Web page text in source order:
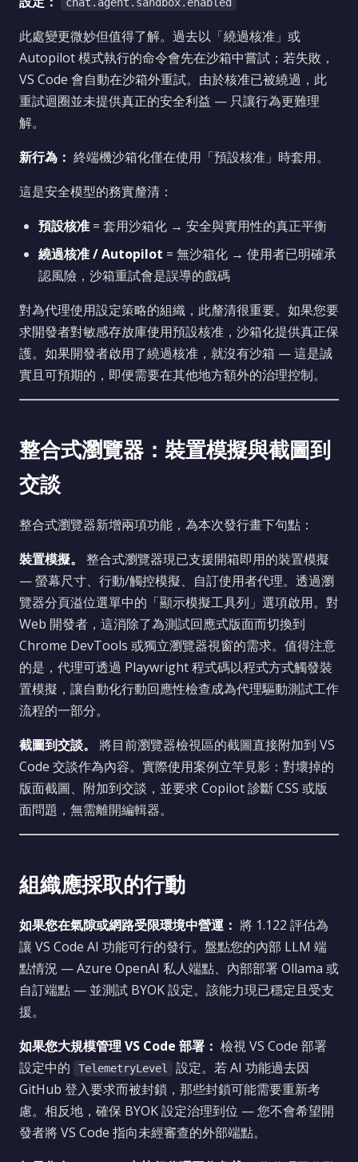
此處變更微妙但值得了解。過去以「繞過核准」或
Autopilot 模式執行的命令會先在沙箱中嘗試；若失敗，
VS Code 會自動在沙箱外重試。由於核准已被繞過，此
重試迴圈並未提供真正的安全利益 — 只讓行為更難理
解。
新行為： 終端機沙箱化僅在使用「預設核准」時套用。
這是安全模型的務實釐清：
預設核准 = 套用沙箱化 → 安全與實用性的真正平衡
繞過核准 / Autopilot = 無沙箱化 → 使用者已明確承
認風險，沙箱重試會是誤導的戲碼
對為代理使用設定策略的組織，此釐清很重要。如果您要
求開發者對敏感存放庫使用預設核准，沙箱化提供真正保
護。如果開發者啟用了繞過核准，就沒有沙箱 — 這是誠
實且可預期的，即便需要在其他地方額外的治理控制。
整合式瀏覽器：裝置模擬與截圖到
交談
整合式瀏覽器新增兩項功能，為本次發行畫下句點：
裝置模擬。
整合式瀏覽器現已支援開箱即用的裝置模擬
— 螢幕尺寸、行動/觸控模擬、自訂使用者代理。透過瀏
覽器分頁溢位選單中的「顯示模擬工具列」選項啟用。對
Web 開發者，這消除了為測試回應式版面而切換到
Chrome DevTools 或獨立瀏覽器視窗的需求。值得注意
的是，代理可透過 Playwright 程式碼以程式方式觸發裝
置模擬，讓自動化行動回應性檢查成為代理驅動測試工作
流程的一部分。
截圖到交談。
將目前瀏覽器檢視區的截圖直接附加到 VS
Code 交談作為內容。實際使用案例立竿見影：對壞掉的
版面截圖、附加到交談，並要求 Copilot 診斷 CSS 或版
面問題，無需離開編輯器。
組織應採取的行動
如果您在氣隙或網路受限環境中營運： 將 1.122 評估為
讓 VS Code AI 功能可行的發行。盤點您的內部 LLM 端
點情況 — Azure OpenAI 私人端點、內部部署 Ollama 或
自訂端點 — 並測試 BYOK 設定。該能力現已穩定且受支
援。
如果您大規模管理 VS Code 部署： 檢視 VS Code 部署
設定中的
TelemetryLevel
設定。若 AI 功能過去因
GitHub 登入要求而被封鎖，那些封鎖可能需要重新考
慮。相反地，確保 BYOK 設定治理到位 — 您不會希望開
發者將 VS Code 指向未經審查的外部端點。